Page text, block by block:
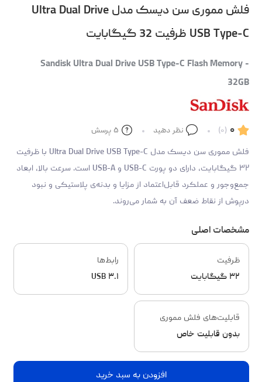
فلش مموری سن دیسک مدل Ultra Dual Drive
USB Type-C ظرفیت 32 گیگابایت
Sandisk Ultra Dual Drive USB Type-C Flash Memory -
32GB
۰ (۰) نظر دهید ۵ پرسش
فلش مموری سن دیسک مدل Ultra Dual Drive USB Type-C با ظرفیت
۳۲ گیگابایت، دارای دو پورت USB-C و USB-A است. سرعت بالا، ابعاد
جمع‌وجور و عملکرد قابل‌اعتماد از مزایا و بدنه‌ی پلاستیکی و نبود
درپوش از نقاط ضعف آن به شمار می‌روند.
مشخصات اصلی
ظرفیت
۳۲ گیگابایت
رابط‌ها
USB ۳.۱
قابلیت‌های فلش مموری
بدون قابلیت خاص
افزودن به سبد خرید